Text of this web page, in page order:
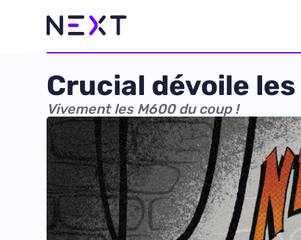
Crucial dévoile
Vivement les M600 du coup !